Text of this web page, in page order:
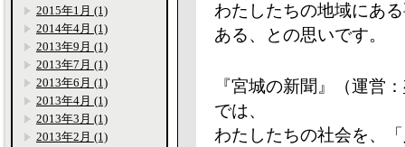
わたしたちの地域にあ
ある、との思いです。
『宮城の新聞』（運営：
では、
わたしたちの社会を、
2015年1月 (1)
2014年4月 (1)
2013年9月 (1)
2013年7月 (1)
2013年6月 (1)
2013年4月 (1)
2013年3月 (1)
2013年2月 (1)